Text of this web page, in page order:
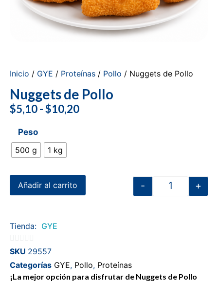
Inicio / GYE / Proteínas / Pollo / Nuggets de Pollo
Nuggets de Pollo
$5,10-$10,20
Peso
500 g
1 kg
- +
Añadir al carrito
Tienda: GYE
0
de
5
SKU 29557
Categorías GYE, Pollo, Proteínas
¡La mejor opción para disfrutar de Nuggets de Pollo